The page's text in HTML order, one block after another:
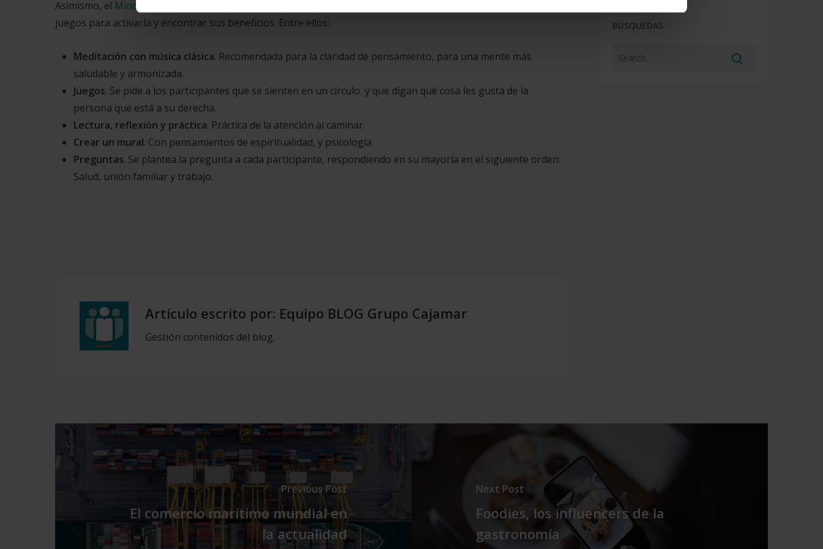
Asimismo, el Mindfulness es muy interesante a cualquier edad, incluida la vejez
juegos para activarla y encontrar sus beneficios. Entre ellos:
Meditación con música clásica. Recomendada para la claridad de pensamiento, para una mente más
saludable y armonizada.
Juegos. Se pide a los participantes que se sienten en un círculo y que digan qué cosa les gusta de la
persona que está a su derecha.
Lectura, reflexión y práctica. Práctica de la atención al caminar.
Crear un mural. Con pensamientos de espiritualidad, y psicología.
Preguntas. Se plantea la pregunta a cada participante, respondiendo en su mayoría en el siguiente orden:
Salud, unión familiar y trabajo.
Artículo escrito por: Equipo BLOG Grupo Cajamar
Gestión contenidos del blog.
BÚSQUEDAS
Previous Post
El comercio marítimo mundial en
la actualidad
Next Post
Foodies, los influencers de la
gastronomía